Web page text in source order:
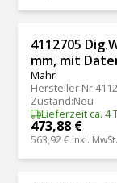
4112705
mm, mit
Mahr
Hersteller Nr.
Zustand:Neu
Lieferzeit ca. 4
473,88 €
563,92 € inkl.